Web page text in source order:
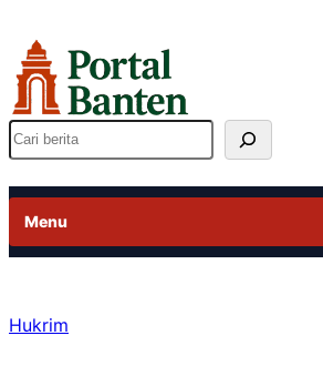
ke
konten
Cari
Menu
Hukrim